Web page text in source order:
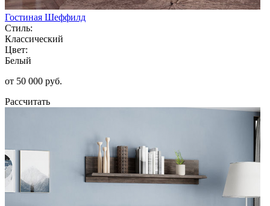
Гостиная Шеффилд
Стиль:
Классический
Цвет:
Белый
от 50 000 руб.
Рассчитать